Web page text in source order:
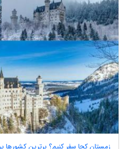
زمستان کجا سفر کنیم؟ برترین کشورها